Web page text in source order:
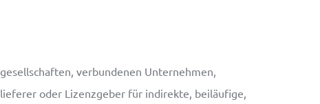
verbundenen Unternehmen,
oder Lizenzgeber für indirekte, beiläufige,